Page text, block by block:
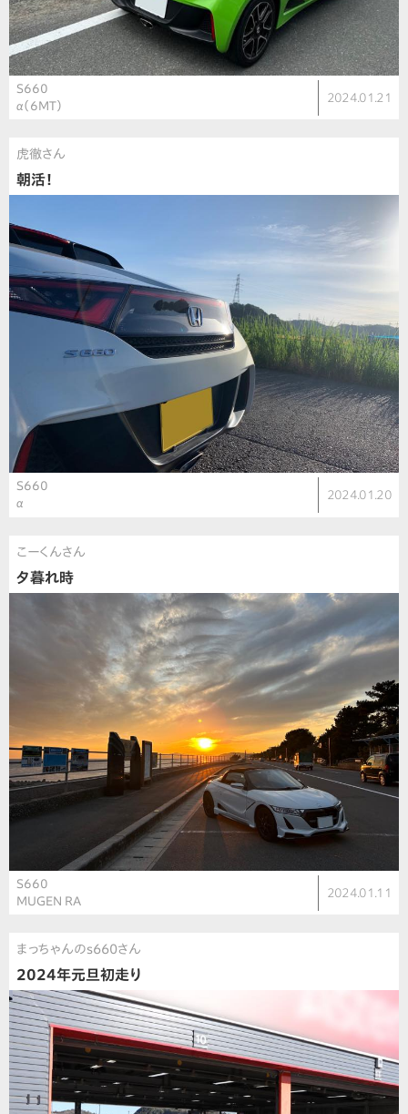
S660
α（6MT）
2024.01.21
虎徹さん
朝活！
S660
α
2024.01.20
こーくんさん
夕暮れ時
S660
MUGEN RA
2024.01.11
まっちゃんのs660さん
2024年元旦初走り